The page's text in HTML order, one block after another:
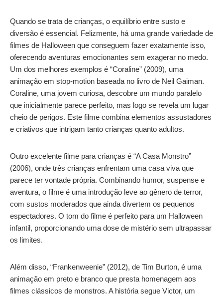
Quando se trata de crianças, o equilíbrio entre susto e
diversão é essencial. Felizmente, há uma grande variedade de
filmes de Halloween que conseguem fazer exatamente isso,
oferecendo aventuras emocionantes sem exagerar no medo.
Um dos melhores exemplos é “Coraline” (2009), uma
animação em stop-motion baseada no livro de Neil Gaiman.
Coraline, uma jovem curiosa, descobre um mundo paralelo
que inicialmente parece perfeito, mas logo se revela um lugar
cheio de perigos. Este filme combina elementos assustadores
e criativos que intrigam tanto crianças quanto adultos.
Outro excelente filme para crianças é “A Casa Monstro”
(2006), onde três crianças enfrentam uma casa viva que
parece ter vontade própria. Combinando humor, suspense e
aventura, o filme é uma introdução leve ao gênero de terror,
com sustos moderados que ainda divertem os pequenos
espectadores. O tom do filme é perfeito para um Halloween
infantil, proporcionando uma dose de mistério sem ultrapassar
os limites.
Além disso, “Frankenweenie” (2012), de Tim Burton, é uma
animação em preto e branco que presta homenagem aos
filmes clássicos de monstros. A história segue Victor, um